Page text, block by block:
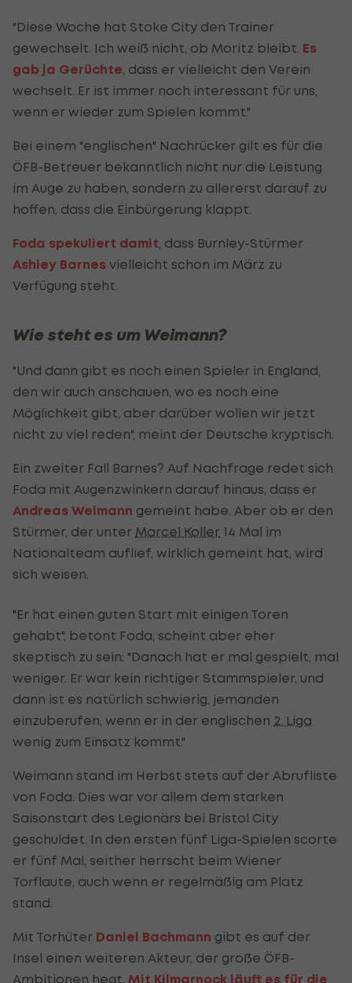
"Diese Woche hat Stoke City den Trainer
gewechselt. Ich weiß nicht, ob Moritz bleibt. Es
gab ja Gerüchte , dass er vielleicht den Verein
wechselt. Er ist immer noch interessant für uns,
wenn er wieder zum Spielen kommt."
Bei einem "englischen" Nachrücker gilt es für die
ÖFB-Betreuer bekanntlich nicht nur die Leistung
im Auge zu haben, sondern zu allererst darauf zu
hoffen, dass die Einbürgerung klappt.
Foda spekuliert damit , dass Burnley-Stürmer
Ashley Barnes vielleicht schon im März zu
Verfügung steht.
Wie steht es um Weimann?
"Und dann gibt es noch einen Spieler in England,
den wir auch anschauen, wo es noch eine
Möglichkeit gibt, aber darüber wollen wir jetzt
nicht zu viel reden", meint der Deutsche kryptisch.
Ein zweiter Fall Barnes? Auf Nachfrage redet sich
Foda mit Augenzwinkern darauf hinaus, dass er
Andreas Weimann gemeint habe. Aber ob er den
Stürmer, der unter Marcel Koller 14 Mal im
Nationalteam auflief, wirklich gemeint hat, wird
sich weisen.
"Er hat einen guten Start mit einigen Toren
gehabt", betont Foda, scheint aber eher
skeptisch zu sein: "Danach hat er mal gespielt, mal
weniger. Er war kein richtiger Stammspieler, und
dann ist es natürlich schwierig, jemanden
einzuberufen, wenn er in der englischen 2. Liga
wenig zum Einsatz kommt."
Weimann stand im Herbst stets auf der Abrufliste
von Foda. Dies war vor allem dem starken
Saisonstart des Legionärs bei Bristol City
geschuldet. In den ersten fünf Liga-Spielen scorte
er fünf Mal, seither herrscht beim Wiener
Torflaute, auch wenn er regelmäßig am Platz
stand.
Mit Torhüter Daniel Bachmann gibt es auf der
Insel einen weiteren Akteur, der große ÖFB-
Ambitionen hegt. Mit Kilmarnock läuft es für die